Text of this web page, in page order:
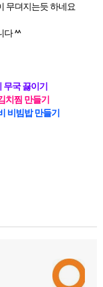
무뎌지는듯 하네요
다 ^^
국 끓이기
치찜 만들기
비빔밥 만들기